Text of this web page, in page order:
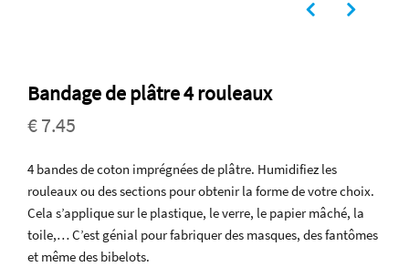
Bandage de plâtre 4 rouleaux
€ 7.45
4 bandes de coton imprégnées de plâtre. Humidifiez les
rouleaux ou des sections pour obtenir la forme de votre choix.
Cela s’applique sur le plastique, le verre, le papier mâché, la
toile,… C’est génial pour fabriquer des masques, des fantômes
et même des bibelots.